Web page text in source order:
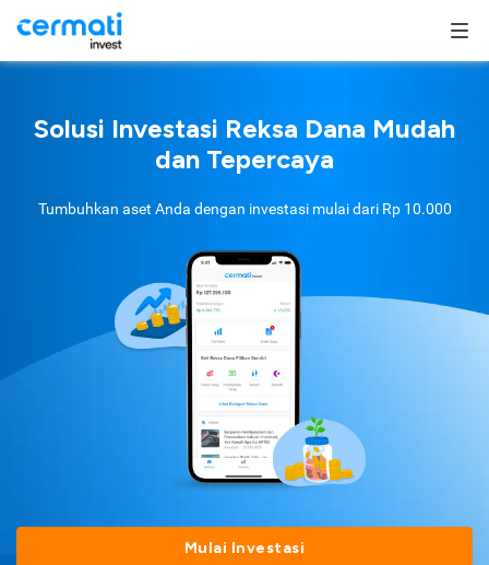
Solusi Investasi Reksa Dana Mudah
dan Tepercaya
Tumbuhkan aset Anda dengan investasi mulai dari Rp 10.000
Mulai Investasi